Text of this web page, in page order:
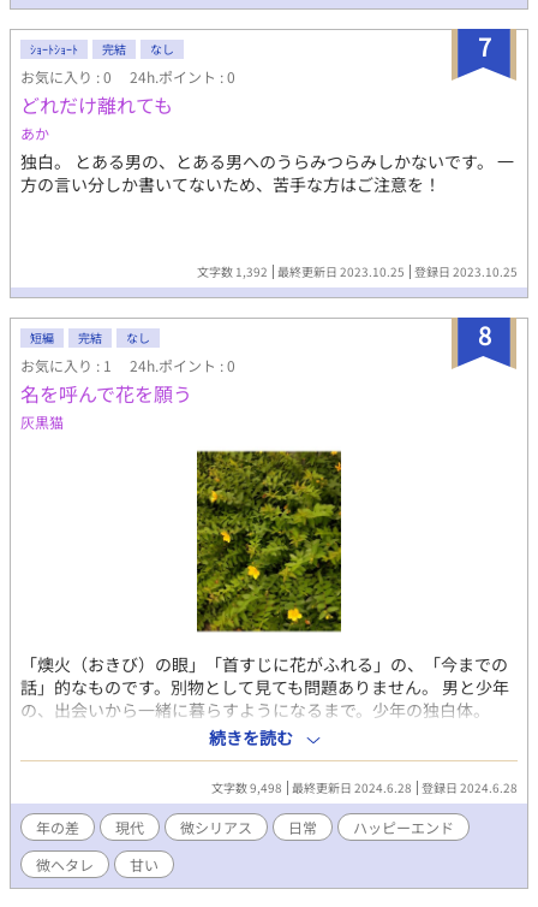
7
ｼｮｰﾄｼｮｰﾄ 完結 なし
お気に入り : 0 24h.ポイント : 0
どれだけ離れても
あか
独白。 とある男の、とある男へのうらみつらみしかないです。 一
方の言い分しか書いてないため、苦手な方はご注意を！
文字数 1,392 最終更新日 2023.10.25 登録日 2023.10.25
8
短編 完結 なし
お気に入り : 1 24h.ポイント : 0
名を呼んで花を願う
灰黒猫
「燠火（おきび）の眼」「首すじに花がふれる」の、「今までの
話」的なものです。別物として見ても問題ありません。 男と少年
の、出会いから一緒に暮らすようになるまで。少年の独白体。
「ふつう」になれなくて静かでいることを選んだ少年と、人の目
を気にせずに生きている男が、大切にされたり大切にしたりま
す。告白もします。 まだ男がヘタレになる少し手前くらいまで。
完全にBL。 2024.6.28.了
続きを読む
文字数 9,498 最終更新日 2024.6.28 登録日 2024.6.28
年の差 現代 微シリアス 日常
ハッピーエンド
微ヘタレ
甘い